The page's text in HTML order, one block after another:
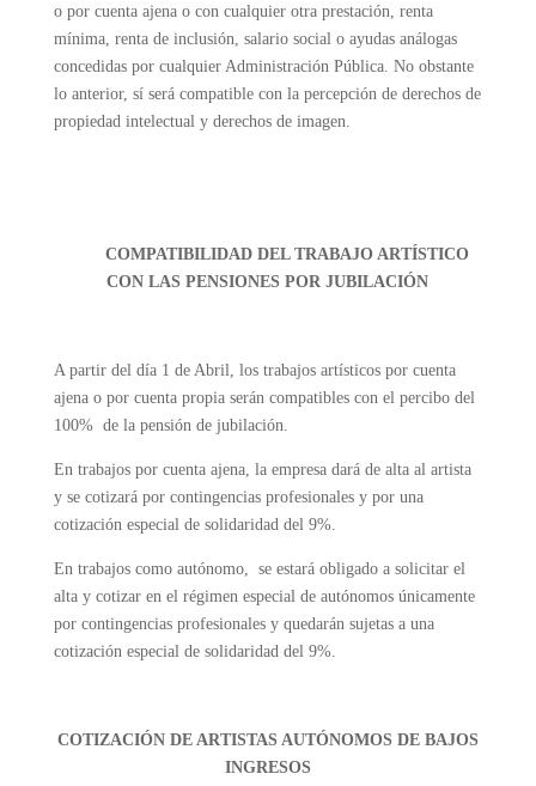
o por cuenta ajena o con cualquier otra prestación, renta
mínima, renta de inclusión, salario social o ayudas análogas
concedidas por cualquier Administración Pública. No obstante
lo anterior, sí será compatible con la percepción de derechos de
propiedad intelectual y derechos de imagen.
COMPATIBILIDAD DEL TRABAJO ARTÍSTICO
CON LAS PENSIONES POR JUBILACIÓN
A partir del día 1 de Abril, los trabajos artísticos por cuenta
ajena o por cuenta propia serán compatibles con el percibo del
100% de la pensión de jubilación.
En trabajos por cuenta ajena, la empresa dará de alta al artista
y se cotizará por contingencias profesionales y por una
cotización especial de solidaridad del 9%.
En trabajos como autónomo, se estará obligado a solicitar el
alta y cotizar en el régimen especial de autónomos únicamente
por contingencias profesionales y quedarán sujetas a una
cotización especial de solidaridad del 9%.
COTIZACIÓN DE ARTISTAS AUTÓNOMOS DE BAJOS
INGRESOS